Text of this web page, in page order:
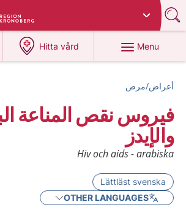
1177
region
Hitta vård
at 1177.se
Menu
أعراض/مرض
فيروس نقص المناعة
والإيدز
Hiv och aids - arabiska
Lättläst svenska
OTHER LANGUAGES